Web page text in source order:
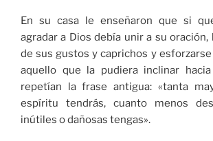
En su casa le enseñaron que si
agradar a Dios debía unir a su
de sus gustos y caprichos y
aquello que la pudiera inclinar
repetían la frase antigua: «tanta
espíritu tendrás, cuanto menos
inútiles o dañosas tengas».